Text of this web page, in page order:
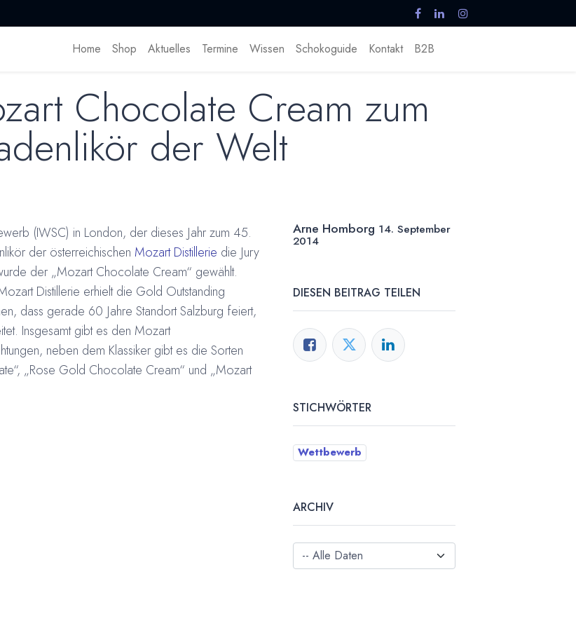
Home Shop Aktuelles Termine Wissen Schokoguide Kontakt B2B
Chocolate Cream zum
der Welt
(IWSC) in London, der dieses Jahr zum 45.
der österreichischen Mozart Distillerie die Jury
der „Mozart Chocolate Cream“ gewählt.
Distillerie erhielt die Gold Outstanding
dass gerade 60 Jahre Standort Salzburg feiert,
Insgesamt gibt es den Mozart
neben dem Klassiker gibt es die Sorten
„Rose Gold Chocolate Cream“ und „Mozart
Arne Homborg 14. September
2014
DIESEN BEITRAG TEILEN
STICHWÖRTER
Wettbewerb
ARCHIV